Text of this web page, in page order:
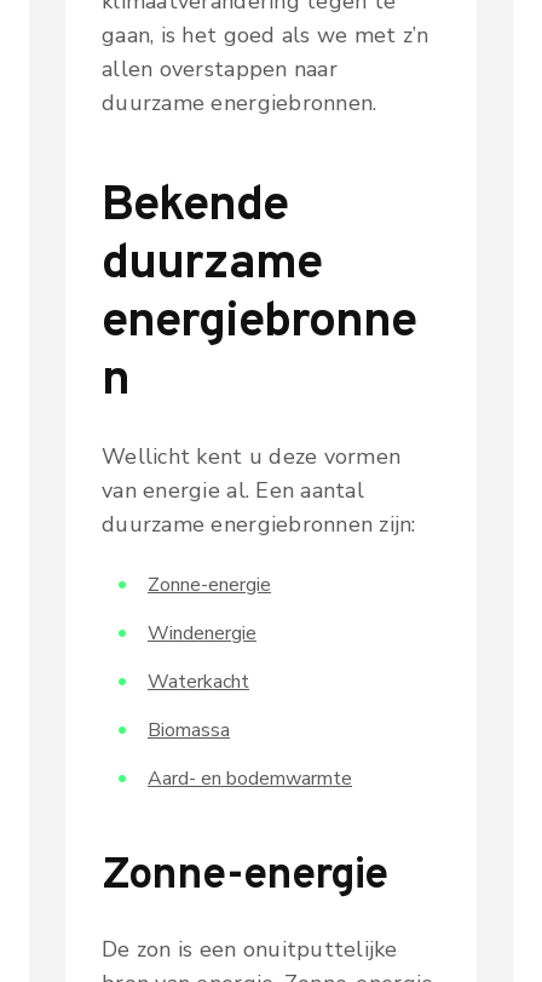
gaan, is het goed als we met z’n
allen overstappen naar
duurzame energiebronnen.
Bekende
duurzame
energiebronne
n
Wellicht kent u deze vormen
van energie al. Een aantal
duurzame energiebronnen zijn:
Zonne-energie
Windenergie
Waterkacht
Biomassa
Aard- en bodemwarmte
Zonne-energie
De zon is een onuitputtelijke